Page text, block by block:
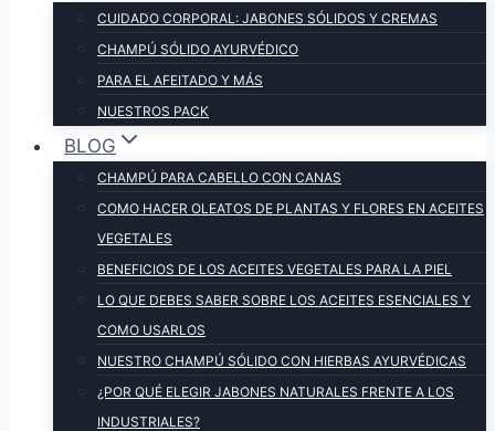
CUIDADO CORPORAL: JABONES SÓLIDOS Y CREMAS
CHAMPÚ SÓLIDO AYURVÉDICO
PARA EL AFEITADO Y MÁS
NUESTROS PACK
BLOG
CHAMPÚ PARA CABELLO CON CANAS
COMO HACER OLEATOS DE PLANTAS Y FLORES EN ACEITES
VEGETALES
BENEFICIOS DE LOS ACEITES VEGETALES PARA LA PIEL
LO QUE DEBES SABER SOBRE LOS ACEITES ESENCIALES Y
COMO USARLOS
NUESTRO CHAMPÚ SÓLIDO CON HIERBAS AYURVÉDICAS
¿POR QUÉ ELEGIR JABONES NATURALES FRENTE A LOS
INDUSTRIALES?